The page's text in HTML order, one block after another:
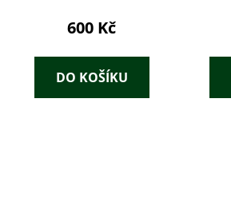
detaily, fotografie,
600 Kč
DO KOŠÍKU